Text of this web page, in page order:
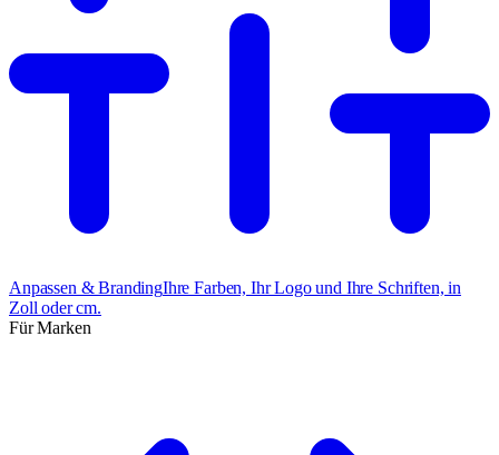
Anpassen & BrandingIhre Farben, Ihr Logo und Ihre Schriften, in
Zoll oder cm.
Für Marken